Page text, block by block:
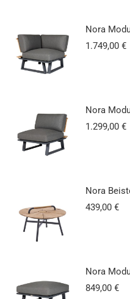
Nora
1.749,00 €
Nora
1.299,00 €
Nora
439,00 €
Nora
849,00 €